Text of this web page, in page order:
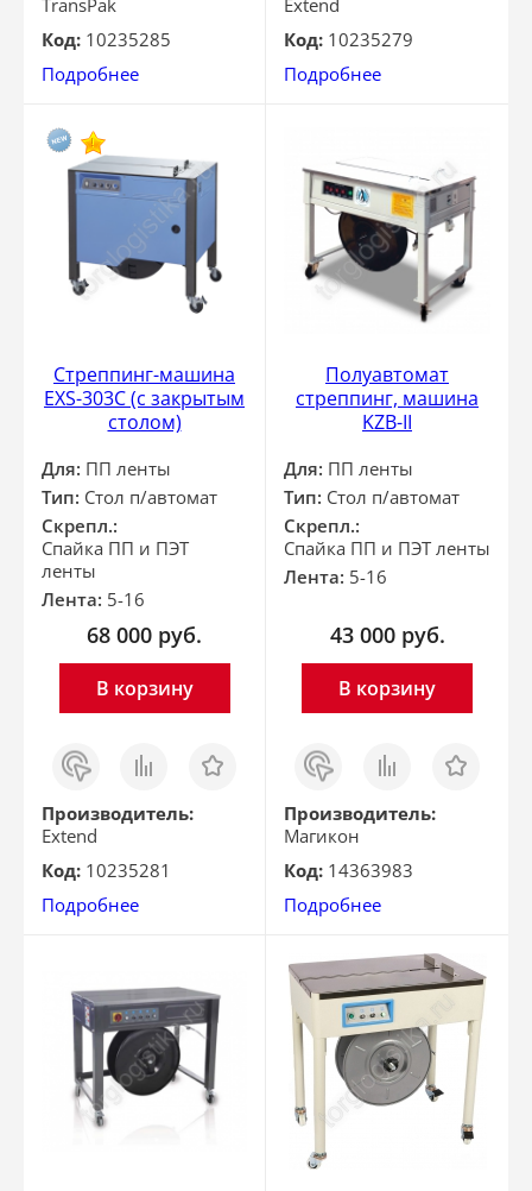
TransPak
Код: 10235285
Подробнее
Extend
Код: 10235279
Подробнее
Стреппинг-машина
EXS-303C (с закрытым
столом)
Для: ПП ленты
Тип: Стол п/автомат
Скрепл.:
Спайка ПП и ПЭТ
ленты
Лента: 5-16
68 000 руб.
В корзину
Заказ
в 1
клик
Сравнить Отложить
Производитель:
Extend
Код: 10235281
Подробнее
Полуавтомат
стреппинг, машина
KZB-II
Для: ПП ленты
Тип: Стол п/автомат
Скрепл.:
Спайка ПП и ПЭТ ленты
Лента: 5-16
43 000 руб.
В корзину
Заказ
в 1
клик
Сравнить Отложить
Производитель:
Магикон
Код: 14363983
Подробнее